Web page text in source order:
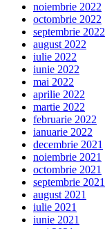
noiembrie 2022
octombrie 2022
septembrie 2022
august 2022
iulie 2022
iunie 2022
mai 2022
aprilie 2022
martie 2022
februarie 2022
ianuarie 2022
decembrie 2021
noiembrie 2021
octombrie 2021
septembrie 2021
august 2021
iulie 2021
iunie 2021